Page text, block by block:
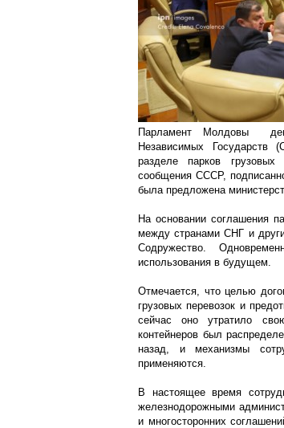
Парламент Молдовы
Независимых Государств
разделе парков
сообщения СССР,
была предложена
На основании соглашения
между странами СНГ и
Содружество.
использования в будущем.
Отмечается, что целью
грузовых перевозок и
сейчас оно утратило
контейнеров был
назад, и механизмы
применяются.
В настоящее время
железнодорожными
и многосторонних